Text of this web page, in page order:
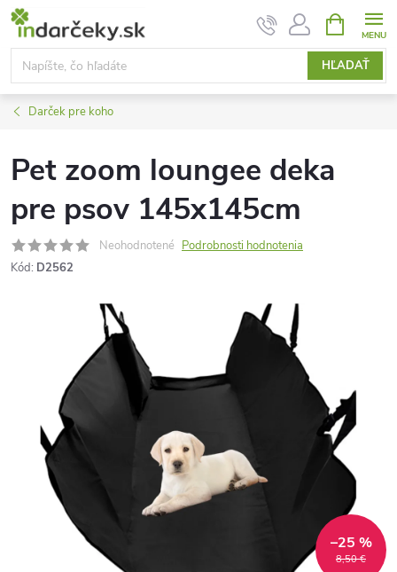
Prejsť
obsah
HĽADAŤ
KOŠÍK
Darček pre koho
Pet zoom loungee deka
pre psov 145x145cm
Neohodnotené Podrobnosti hodnotenia
Kód: D2562
8,50 €
–25 %